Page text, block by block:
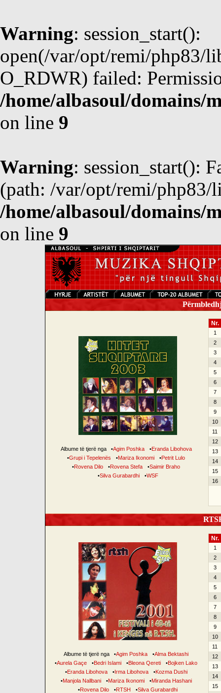
Warning: session_start():
open(/var/opt/remi/php83/
O_RDWR) failed:
/home/albasoul/domains/
on line 9
Warning: session_start():
(path: /var/opt/remi/php83/
/home/albasoul/domains/
on line 9
Albume të tjerë nga •Agim Poshka •Eranda Libohova
•Grupi i Tepelenës •Mariza Ikonomi •Petrit Lulo
•Rovena Dilo •Rovena Stefa •Saimir Braho
•Silva Gurabardhi •WSF
Nr.
1
2
3
4
5
6
7
8
9
10
11
12
13
14
15
16
Albume të tjerë nga •Agim Poshka •Alma Bektashi
•Aurela Gaçe •Bedri Islami •Bleona Qereti •Bojken Lako
•Eranda Libohova •Irma Libohova •Kozma Dushi
•Manjola Nallbani •Mariza Ikonomi •Miranda Hashani
•Rovena Dilo •RTSH •Silva Gurabardhi
Nr.
1
2
3
4
5
6
7
8
9
10
11
12
13
14
15